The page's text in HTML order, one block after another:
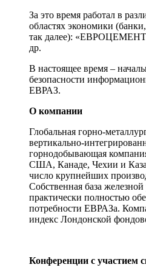
За это время работал в
областях экономики
так далее):
др.
В настоящее время –
безопасности
ЕВРАЗ.
О компании
Глобальная горно-
вертикально-
горнодобывающая
США, Канаде, Чехии и
число крупнейших
Собственная база
практически полностью
потребности ЕВРАЗа.
индекс Лондонской
Конференции с участием